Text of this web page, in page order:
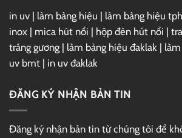
in uv | làm bảng hiệu | làm bảng hiệu
inox | mica hút nổi | hộp đèn hút nổi |
tráng gương | làm bảng hiệu đaklak |
uv bmt | in uv đaklak
ĐĂNG KÝ NHẬN BẢN TIN
Đăng ký nhận bản tin từ chúng tôi để